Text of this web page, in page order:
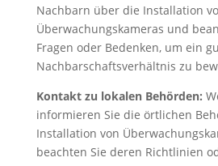
Nachbarn über die Installation
Überwachungskameras und
Fragen oder Bedenken, um ein
Nachbarschaftsverhältnis zu
Kontakt zu lokalen Behörden:
informieren Sie die örtlichen
Installation von
beachten Sie deren Richtlinien